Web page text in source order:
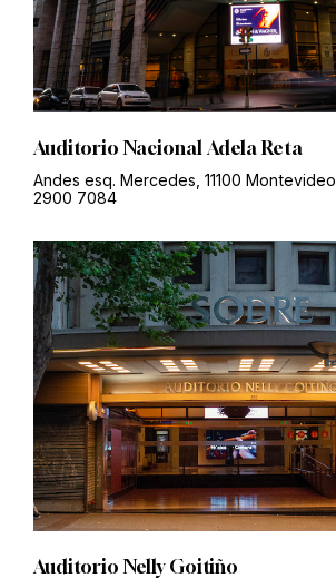
Auditorio Nacional Adela Reta
Andes esq. Mercedes, 11100 Montevideo
2900 7084
Auditorio Nelly Goitiño